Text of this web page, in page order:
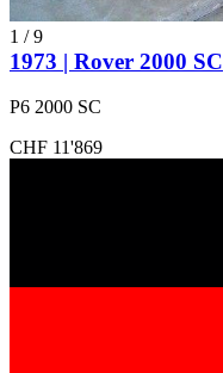
1 /9
1973 | Rover 2000 SC
P6 2000 SC
CHF 11'869